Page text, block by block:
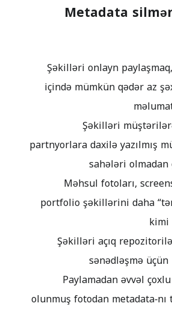
Metadata
Şəkilləri onlayn
içində mümkün qədər az
Şəkilləri
partnyorlara daxilə yazılmış
sahələri
Məhsul fotoları,
portfolio şəkillərini daha
kimi
Şəkilləri açıq
sənədləşmə üçün
Paylamadan əvvəl
olunmuş fotodan